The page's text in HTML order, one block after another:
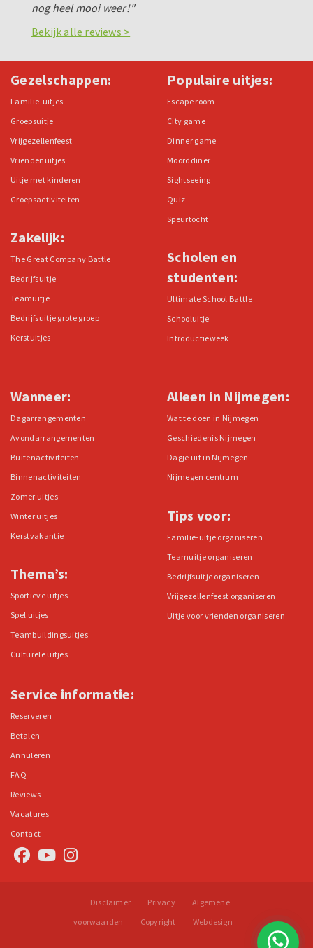
nog heel mooi weer!"
Bekijk alle reviews >
Gezelschappen:
Familie-uitjes
Groepsuitje
Vrijgezellenfeest
Vriendenuitjes
Uitje met kinderen
Groepsactiviteiten
Zakelijk:
The Great Company Battle
Bedrijfsuitje
Teamuitje
Bedrijfsuitje grote groep
Kerstuitjes
Populaire uitjes:
Escape room
City game
Dinner game
Moorddiner
Sightseeing
Quiz
Speurtocht
Scholen en
studenten:
Ultimate School Battle
Schooluitje
Introductieweek
Wanneer:
Dagarrangementen
Avondarrangementen
Buitenactiviteiten
Binnenactiviteiten
Zomer uitjes
Winter uitjes
Kerstvakantie
Thema’s:
Sportieve uitjes
Spel uitjes
Teambuildingsuitjes
Culturele uitjes
Alleen in Nijmegen:
Wat te doen in Nijmegen
Geschiedenis Nijmegen
Dagje uit in Nijmegen
Nijmegen centrum
Tips voor:
Familie-uitje organiseren
Teamuitje organiseren
Bedrijfsuitje organiseren
Vrijgezellenfeest organiseren
Uitje voor vrienden organiseren
Service informatie:
Reserveren
Betalen
Annuleren
FAQ
Reviews
Vacatures
Contact
Disclaimer Privacy
Algemene
voorwaarden
Copyright Webdesign